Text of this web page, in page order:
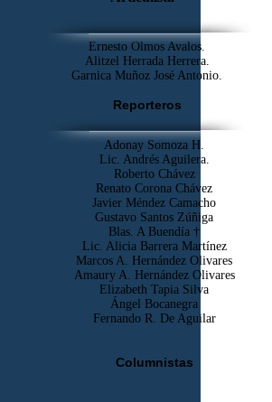
Ernesto Olmos Avalos.
Alitzel Herrada Herrera.
Garnica Muñoz José Antonio.
Reporteros
Adonay Somoza H.
Lic. Andrés Aguilera.
Roberto Chávez
Renato Corona Chávez
Javier Méndez Camacho
Gustavo Santos Zúñiga
Blas. A Buendía †
​Lic. Alicia Barrera Martínez
Marcos A. Hernández Olivares
Amaury A. Hernández Olivares
Elizabeth Tapia Silva
Ángel Bocanegra
Fernando R. De Aguilar
Columnistas